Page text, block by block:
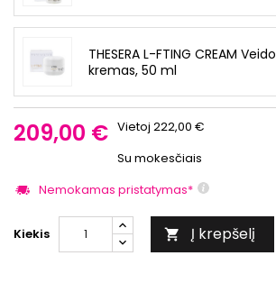
THESERA L-FTING CREAM Veido
kremas, 50 ml
209,00 € Vietoj 222,00 €
Su mokesčiais
Nemokamas pristatymas*
Kiekis  Į krepšelį